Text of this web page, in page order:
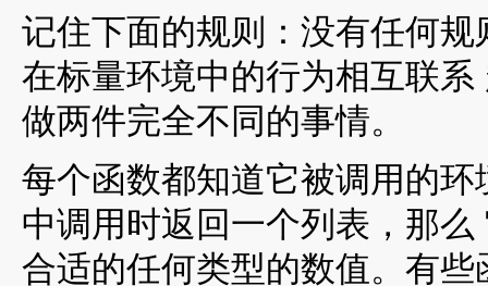
记住下面的规则：没有任何
在标量环境中的行为相互联
做两件完全不同的事情。
每个函数都知道它被调用的
中调用时返回一个列表，那
合适的任何类型的数值。有